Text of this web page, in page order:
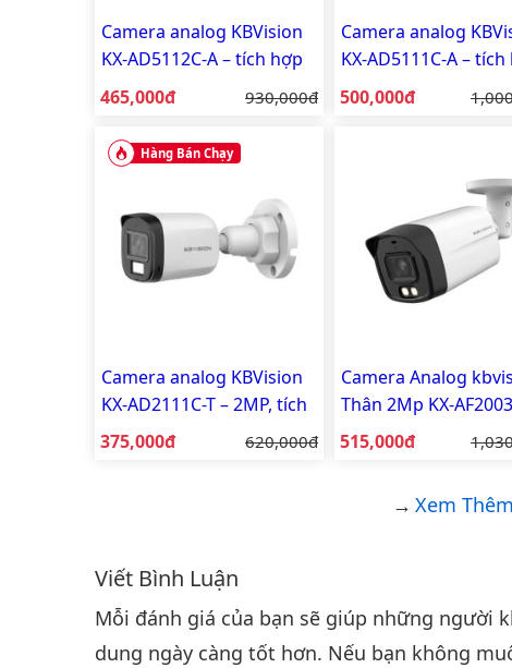
Camera analog KBVision
KX-AD5112C-A – tích hợp
mic, vỏ nhựa
Giá bán:
465,000đ Giá gốc:
930,000đ
Camera analog
KX-AD5111C-A –
mic, vỏ nhựa
Giá bán:
500,000đ Giá
Hàng Bán Chạy
Camera analog KBVision
KX-AD2111C-T – 2MP, tích
hợp mic, vỏ nhựa
Giá bán:
375,000đ Giá gốc:
620,000đ
Camera Analog
Thân 2Mp KX-
A-VN
Giá bán:
515,000đ Giá
Xem
Bình luận & Đánh giá
Viết Bình Luận
Mỗi đánh giá của bạn sẽ giúp những người
dung ngày càng tốt hơn. Nếu bạn không